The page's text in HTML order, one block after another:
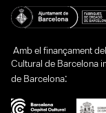
Amb el finançament
Cultural de Barcelona
de Barcelona: